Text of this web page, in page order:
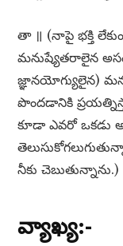
తా ॥ (నాపై భక్తి
మనుష్యేతరాలైన
జ్ఞానయోగ్యులైన)
పొందడానికి
కూడా ఎవరో ఒకడు
నీకు చెబుతున్నాను.)
వ్యాఖ్య:-